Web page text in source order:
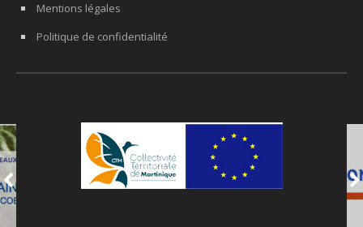
Mentions légales
Politique de confidentialité